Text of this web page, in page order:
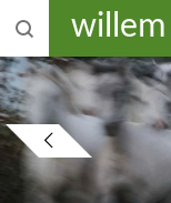
Ga
naar
de
hoofdinhoud